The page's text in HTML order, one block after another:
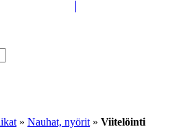
» Nauhat, nyörit » Viitelöinti